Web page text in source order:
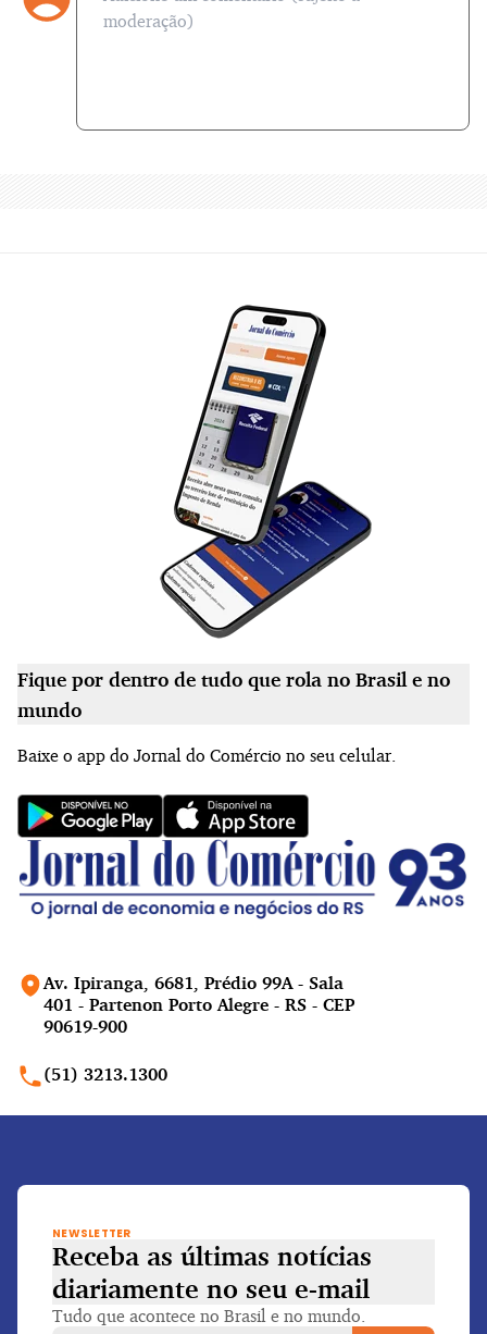
Av. Ipiranga, 6681, Prédio 99A - Sala
401 - Partenon Porto Alegre - RS - CEP
90619-900
(51) 3213.1300
Fique por dentro de tudo que rola no Brasil e no
mundo
Baixe o app do Jornal do Comércio no seu celular.
NEWSLETTER
Receba as últimas notícias
diariamente no seu e-mail
Tudo que acontece no Brasil e no mundo.